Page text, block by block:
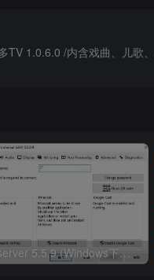
TV 1.0.6.0 /内含戏曲、儿歌